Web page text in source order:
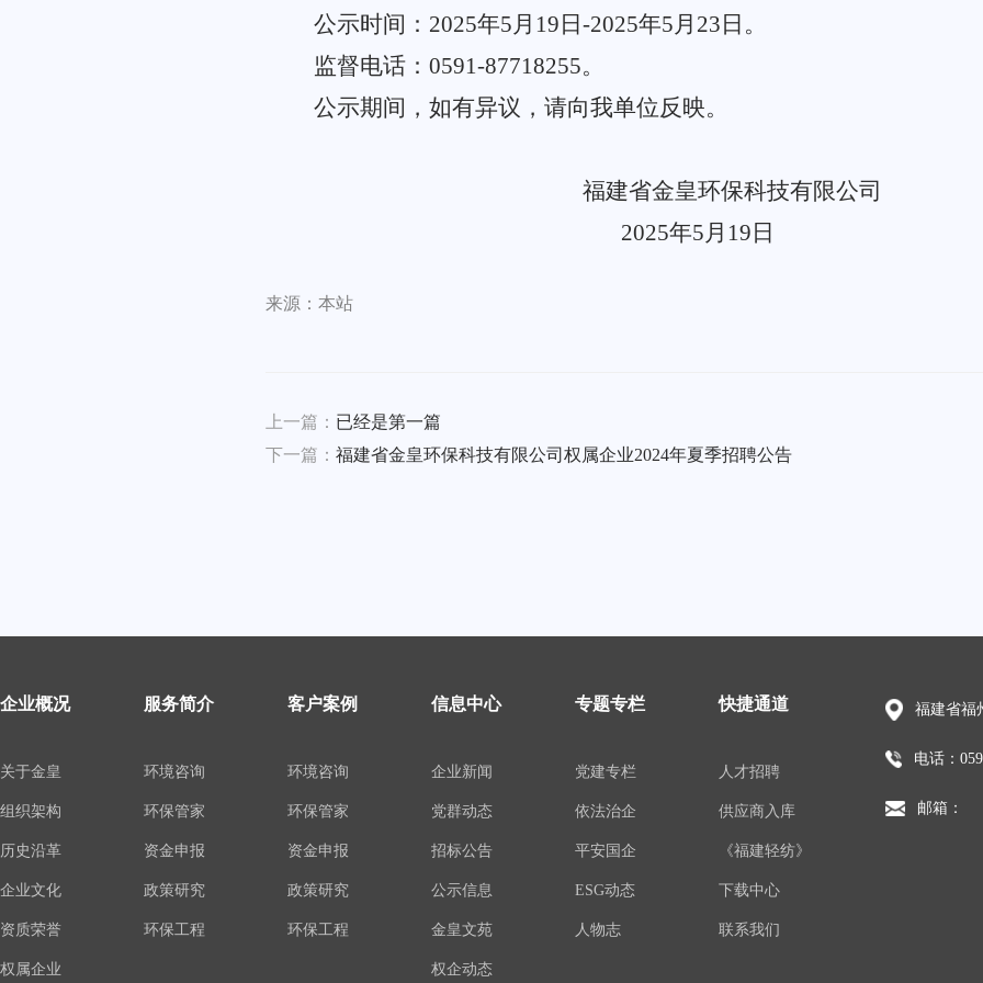
公示时间： 2025年5月 19 日 -2025年5月 23 日。
监督电话： 0591-87718255。
公示期间，如有异议，请向我单位反映。
福建省金皇环保科技有限公司
2025年5月 19 日
来源：本站
上一篇： 已经是第一篇
下一篇： 福建省金皇环保科技有限公司权属企业2024年夏季招聘公告
企业概况
关于金皇
组织架构
历史沿革
企业文化
资质荣誉
权属企业
服务简介
环境咨询
环保管家
资金申报
政策研究
环保工程
客户案例
环境咨询
环保管家
资金申报
政策研究
环保工程
信息中心
企业新闻
党群动态
招标公告
公示信息
金皇文苑
权企动态
专题专栏
党建专栏
依法治企
平安国企
ESG动态
人物志
快捷通道
人才招聘
供应商入库
《福建轻纺》
下载中心
联系我们
福建省福
电话：
邮箱：